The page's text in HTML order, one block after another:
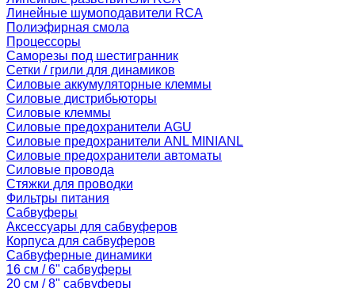
Линейные шумоподавители RCA
Полиэфирная смола
Процессоры
Саморезы под шестигранник
Сетки / грили для динамиков
Силовые аккумуляторные клеммы
Силовые дистрибьюторы
Силовые клеммы
Силовые предохранители AGU
Силовые предохранители ANL MINIANL
Силовые предохранители автоматы
Силовые провода
Стяжки для проводки
Фильтры питания
Сабвуферы
Аксессуары для сабвуферов
Корпуса для сабвуферов
Сабвуферные динамики
16 см / 6" сабвуферы
20 см / 8" сабвуферы